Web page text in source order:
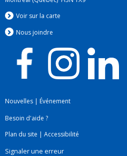
Voir sur la carte
Nous joindre
Nouvelles | Événement
Besoin d'aide ?
Plan du site | Accessibilité
Signaler une erreur